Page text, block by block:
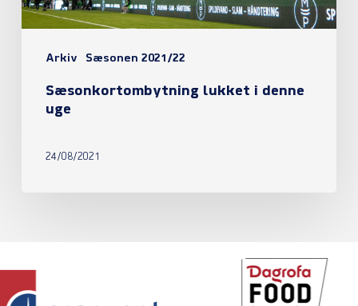
Arkiv Sæsonen 2021/22
Sæsonkortombytning lukket i denne
uge
24/08/2021